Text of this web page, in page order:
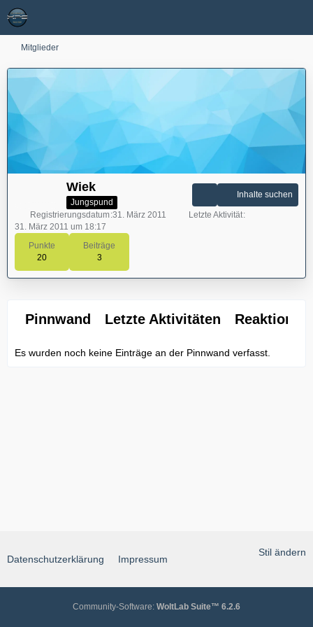
Mitglieder
Wiek
Jungspund
Punkte
20
Beiträge
3
Inhalte suchen
Registrierungsdatum 31. März 2011
Letzte Aktivität
31. März 2011 um 18:17
Pinnwand Letzte Aktivitäten Reaktionen
Es wurden noch keine Einträge an der Pinnwand verfasst.
Stil ändern
Datenschutzerklärung Impressum
Community-Software: WoltLab Suite™ 6.2.6